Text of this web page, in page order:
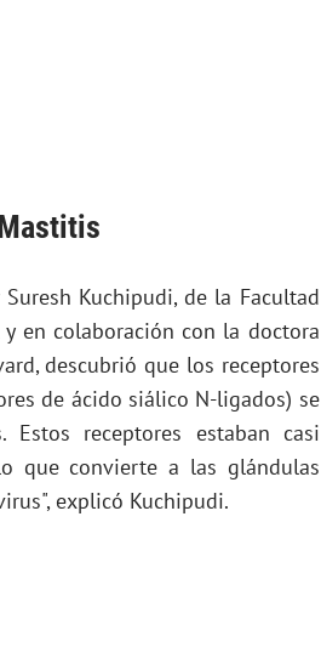
Kuchipudi, de la Facultad
en colaboración con la doctora
descubrió que los receptores
de ácido siálico N-ligados) se
receptores estaban casi
que convierte a las glándulas
explicó Kuchipudi.